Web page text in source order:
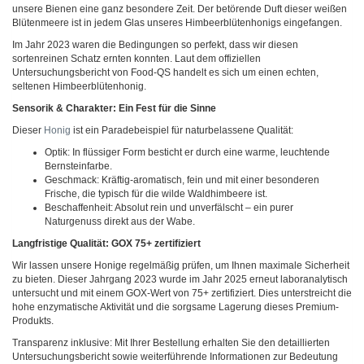
unsere Bienen eine ganz besondere Zeit. Der betörende Duft dieser weißen
Blütenmeere ist in jedem Glas unseres Himbeerblütenhonigs eingefangen.
Im Jahr 2023 waren die Bedingungen so perfekt, dass wir diesen
sortenreinen Schatz ernten konnten. Laut dem offiziellen
Untersuchungsbericht von Food-QS handelt es sich um einen echten,
seltenen Himbeerblütenhonig.
Sensorik & Charakter: Ein Fest für die Sinne
Dieser Honig ist ein Paradebeispiel für naturbelassene Qualität:
Optik: In flüssiger Form besticht er durch eine warme, leuchtende
Bernsteinfarbe.
Geschmack: Kräftig-aromatisch, fein und mit einer besonderen
Frische, die typisch für die wilde Waldhimbeere ist.
Beschaffenheit: Absolut rein und unverfälscht – ein purer
Naturgenuss direkt aus der Wabe.
Langfristige Qualität: GOX 75+ zertifiziert
Wir lassen unsere Honige regelmäßig prüfen, um Ihnen maximale Sicherheit
zu bieten. Dieser Jahrgang 2023 wurde im Jahr 2025 erneut laboranalytisch
untersucht und mit einem GOX-Wert von 75+ zertifiziert. Dies unterstreicht die
hohe enzymatische Aktivität und die sorgsame Lagerung dieses Premium-
Produkts.
Transparenz inklusive: Mit Ihrer Bestellung erhalten Sie den detaillierten
Untersuchungsbericht sowie weiterführende Informationen zur Bedeutung